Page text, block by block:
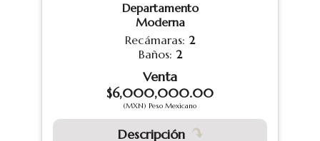
Departamento
Moderna
Recámaras: 2
Baños: 2
Venta
$6,000,000.00
(MXN) Peso Mexicano
Descripción